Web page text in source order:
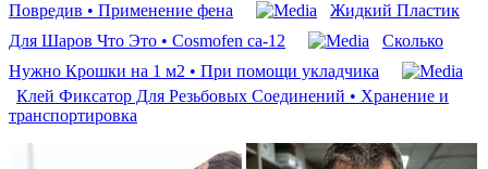
Повредив • Применение фена
Жидкий Пластик
Для Шаров Что Это • Cosmofen ca-12
Сколько
Нужно Крошки на 1 м2 • При помощи укладчика
Клей Фиксатор Для Резьбовых Соединений • Хранение и
транспортировка